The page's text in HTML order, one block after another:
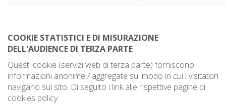
COOKIE STATISTICI E DI MISURAZIONE
DELL'AUDIENCE DI TERZA PARTE
Questi cookie (servizi web di terza parte) forniscono
informazioni anonime / aggregate sul modo in cui i visitatori
navigano sul sito. Di seguito i link alle rispettive pagine di
cookies policy.